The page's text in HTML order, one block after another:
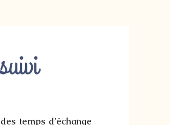
temps d’échange